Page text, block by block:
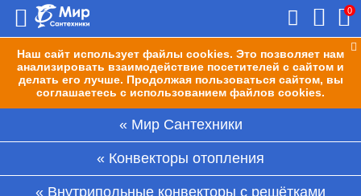
Наш сайт использует файлы cookies. Это позволяет нам
анализировать взаимодействие посетителей с сайтом и
делать его лучше. Продолжая пользоваться сайтом, вы
соглашаетесь с использованием файлов cookies.
0
Мир Сантехники
Конвекторы отопления
Внутрипольные конвекторы с решётками